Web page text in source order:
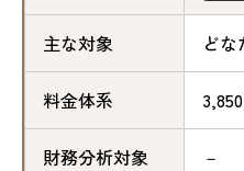
主な対象 どな
料金体系
財務分析対象 －